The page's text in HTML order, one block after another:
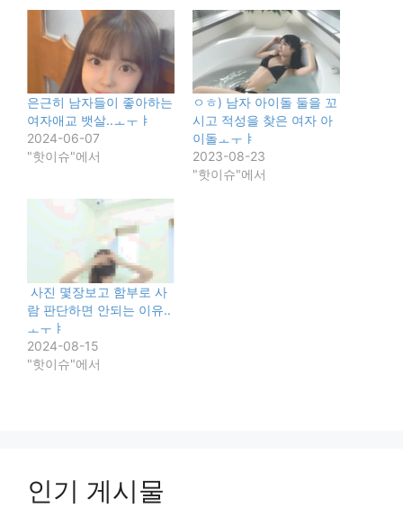
은근히 남자들이 좋아하는
여자애교 뱃살..ㅗㅜㅑ
2024-06-07
"핫이슈"에서
ㅇㅎ) 남자 아이돌 둘을 꼬
시고 적성을 찾은 여자 아
이돌ㅗㅜㅑ
2023-08-23
"핫이슈"에서
사진 몇장보고 함부로 사
람 판단하면 안되는 이유..
ㅗㅜㅑ
2024-08-15
"핫이슈"에서
인기 게시물